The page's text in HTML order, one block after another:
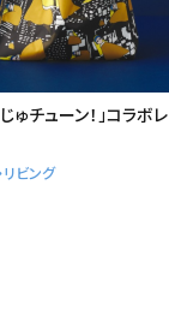
チューン！」コラボレ
リビング